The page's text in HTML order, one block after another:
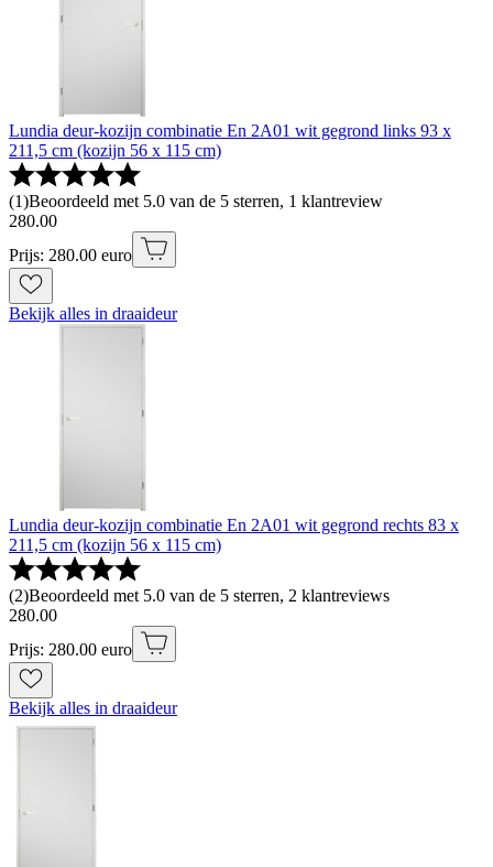
Lundia deur-kozijn combinatie En 2A01 wit gegrond links 93 x
211,5 cm (kozijn 56 x 115 cm)
(1)Beoordeeld met 5.0 van de 5 sterren, 1 klantreview
280.00
Prijs: 280.00 euro
Bekijk alles in draaideur
Lundia deur-kozijn combinatie En 2A01 wit gegrond rechts 83 x
211,5 cm (kozijn 56 x 115 cm)
(2)Beoordeeld met 5.0 van de 5 sterren, 2 klantreviews
280.00
Prijs: 280.00 euro
Bekijk alles in draaideur